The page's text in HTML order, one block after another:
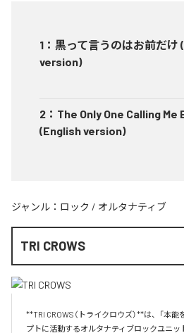
1 ： 黒って言うのはお前だけ
version)
2 ： The Only One Calling Me
(English version)
ジャンル： ロック / オルタナティブ
TRI CROWS
**TRI CROWS（トライクロウズ）**は、「本
プトに活動するオルタナティブロックユニッ